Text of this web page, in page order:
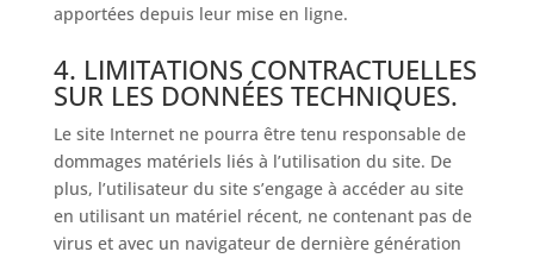
apportées depuis leur mise en ligne.
4. LIMITATIONS CONTRACTUELLES
SUR LES DONNÉES TECHNIQUES.
Le site Internet ne pourra être tenu responsable de
dommages matériels liés à l’utilisation du site. De
plus, l’utilisateur du site s’engage à accéder au site
en utilisant un matériel récent, ne contenant pas de
virus et avec un navigateur de dernière génération